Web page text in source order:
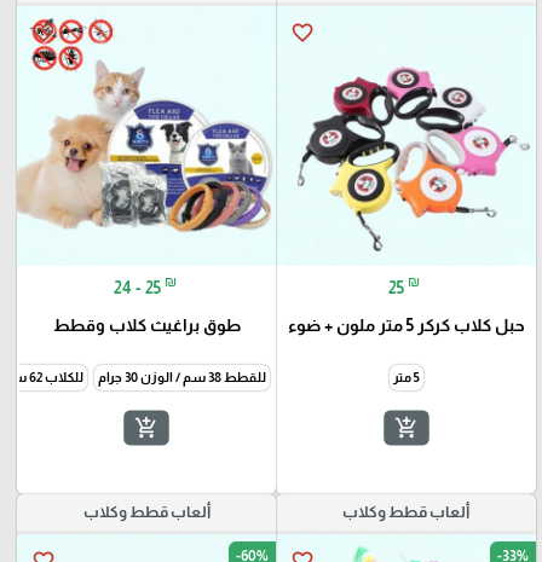
favorite_border
25 ₪
حبل كلاب كركر 5 متر ملون + ضوء
5 متر
add_shopping_cart
favorite_border
24 - 25 ₪
طوق براغيث كلاب وقطط
للقطط 38 سم / الوزن 30 جرام للكلاب 62 سم / الوزن 60 جرام
add_shopping_cart
ألعاب قطط وكلاب
-33%
ألعاب قطط وكلاب
-60%